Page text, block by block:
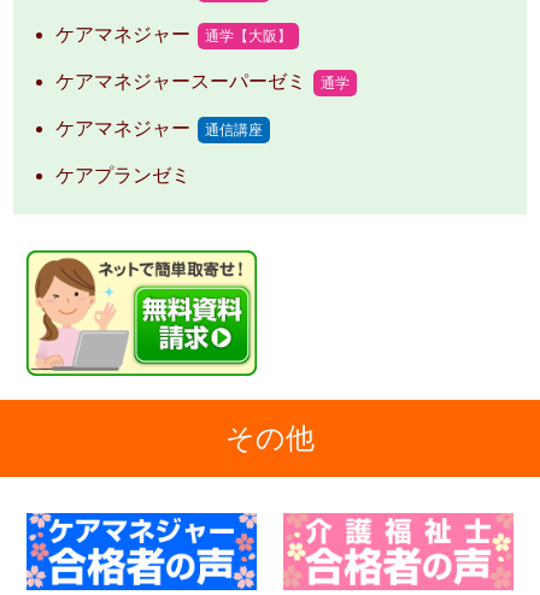
ケアマネジャー 通学【大阪】
ケアマネジャースーパーゼミ 通学
ケアマネジャー 通信講座
ケアプランゼミ
その他